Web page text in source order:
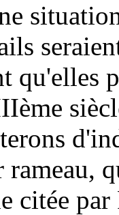
qu'elles
rameau,
citée